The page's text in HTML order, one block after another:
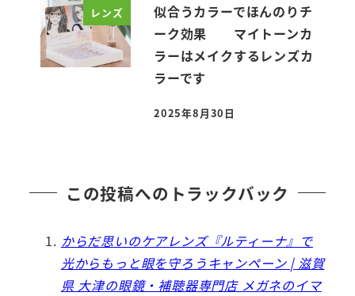
レンズ
似合うカラーでほんのりチ
ーク効果 マイトーンカ
ラーはメイクするレンズカ
ラーです
投稿日
2025年8月30日
この投稿へのトラックバック
からだ思いのケアレンズ『ルティーナ』で
光からもっと眼を守ろうキャンペーン | 滋賀
県 大津の眼鏡・補聴器専門店 メガネのイマ